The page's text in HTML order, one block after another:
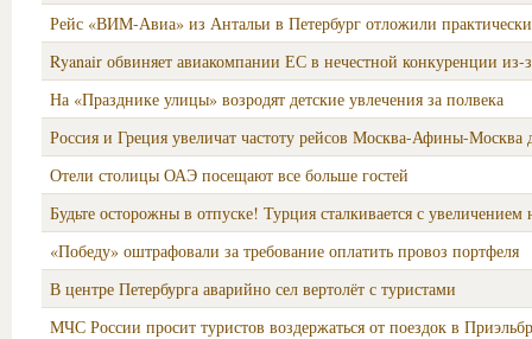
Рейс «ВИМ-Авиа» из Антальи в Петербург отложили
Ryanair обвиняет авиакомпании ЕС в нечестной конкуренции из-
На «Празднике улицы» возродят детские увлечения за полвека
Россия и Греция увеличат частоту рейсов Москва-Афины-Москва
Отели столицы ОАЭ посещают все больше гостей
Будьте осторожны в отпуске! Турция сталкивается с увеличением
«Победу» оштрафовали за требование оплатить провоз портфеля
В центре Петербурга аварийно сел вертолёт с туристами
МЧС России просит туристов воздержаться от поездок в